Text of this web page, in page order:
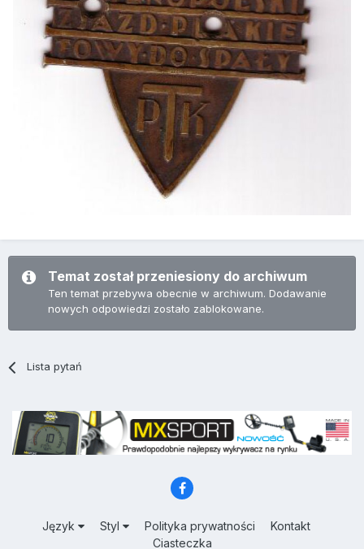
Temat został przeniesiony do archiwum
Ten temat przebywa obecnie w archiwum. Dodawanie
nowych odpowiedzi zostało zablokowane.
Lista pytań
Język Styl Polityka prywatności
Kontakt
Ciasteczka